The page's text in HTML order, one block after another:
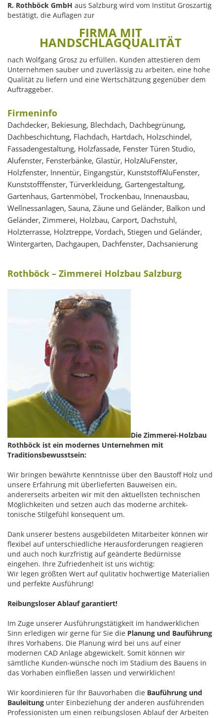
R. Rothböck GmbH aus Salzburg wird vom Institut Groszartig
bestätigt, die Auflagen zur
FIRMA MIT
HANDSCHLAGQUALITÄT
nach Wolfgang Grosz zu erfüllen. Kunden attestieren dem
Unternehmen sauber und zuverlässig zu arbeiten, eine hohe
Qualität zu liefern und eine Wertschätzung gegenüber dem
Auftraggeber.
Firmeninfo
Dachdecker, Bekiesung, Blechdach, Dachbegrünung,
Dachbeschichtung, Flachdach, Hartdach, Holzschindel,
Fassadengestaltung, Holzfassade, Fenster Türen Studio,
Alufenster, Fensterbänke, Glastür, HolzAluFenster,
Holzfenster, Innentür, Eingangstür, KunststoffAluFenster,
Kunststofffenster, Türverkleidung, Gartengestaltung,
Gartenhaus, Gartenmöbel, Trockenbau, Innenausbau,
Wellnessanlagen, Sauna, Zäune und Geländer, Balkon und
Geländer, Zimmerei, Holzbau, Carport, Dachstuhl,
Holzterrasse, Holztreppe, Vordach, Stiegen und Geländer,
Wintergarten, Dachgaupen, Dachfenster, Dachsanierung
Rothböck – Zimmerei Holzbau Salzburg
Die Zimmerei-Holzbau
Rothböck ist ein modernes Unternehmen mit
Traditionsbewusstsein:
Wir bringen bewährte Kenntnisse über den Baustoff Holz und
unsere Erfahrung mit überlieferten Bauweisen ein,
andererseits arbeiten wir mit den aktuellsten technischen
Möglichkeiten und setzen auch das moderne architek-
tonische Stilgefühl konsequent um.
Dank unserer bestens ausgebildeten Mitarbeiter können wir
flexibel auf unterschiedliche Herausforderungen reagieren
und auch noch kurzfristig auf geänderte Bedürnisse
eingehen. Ihre Zufriedenheit ist uns wichtig:
Wir legen größten Wert auf qulitativ hochwertige Materialien
und perfekte Ausführung!
Reibungsloser Ablauf garantiert!
Im Zuge unserer Ausführungstätigkeit im handwerklichen
Sinn erledigen wir gerne für Sie die Planung und Bauführung
Ihres Vorhabens. Die Planung wird bei uns auf einer
modernen CAD Anlage abgewickelt. Somit können wir
sämtliche Kunden-wünsche noch im Stadium des Bauens in
das Vorhaben einfließen lassen und verwirklichen!
Wir koordinieren für Ihr Bauvorhaben die Bauführung und
Bauleitung unter Einbeziehung der anderen ausführenden
Professionisten um einen reibungslosen Ablauf der Arbeiten